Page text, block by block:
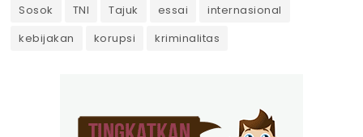
Sosok
TNI Tajuk essai
internasional
kebijakan
korupsi kriminalitas